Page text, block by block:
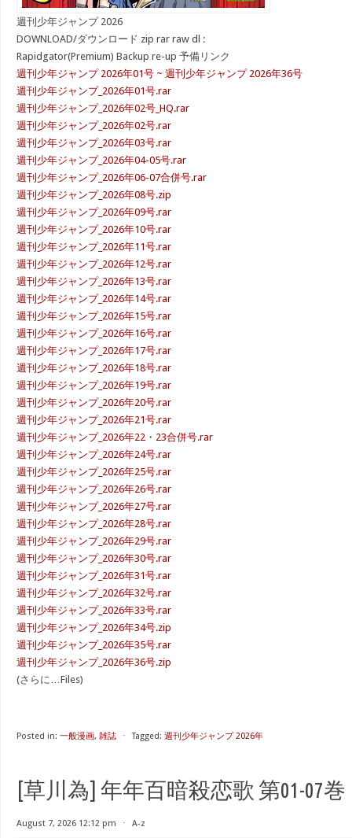
週刊少年ジャンプ 2026
DOWNLOAD/ダウンロード zip rar raw dl :
Rapidgator(Premium) Backup re-up 予備リンク
週刊少年ジャンプ 2026年01号 ~ 週刊少年ジャンプ 2026年36号
週刊少年ジャンプ_2026年01号.rar
週刊少年ジャンプ_2026年02号_HQ.rar
週刊少年ジャンプ_2026年02号.rar
週刊少年ジャンプ_2026年03号.rar
週刊少年ジャンプ_2026年04-05号.rar
週刊少年ジャンプ_2026年06-07合併号.rar
週刊少年ジャンプ_2026年08号.zip
週刊少年ジャンプ_2026年09号.rar
週刊少年ジャンプ_2026年10号.rar
週刊少年ジャンプ_2026年11号.rar
週刊少年ジャンプ_2026年12号.rar
週刊少年ジャンプ_2026年13号.rar
週刊少年ジャンプ_2026年14号.rar
週刊少年ジャンプ_2026年15号.rar
週刊少年ジャンプ_2026年16号.rar
週刊少年ジャンプ_2026年17号.rar
週刊少年ジャンプ_2026年18号.rar
週刊少年ジャンプ_2026年19号.rar
週刊少年ジャンプ_2026年20号.rar
週刊少年ジャンプ_2026年21号.rar
週刊少年ジャンプ_2026年22・23合併号.rar
週刊少年ジャンプ_2026年24号.rar
週刊少年ジャンプ_2026年25号.rar
週刊少年ジャンプ_2026年26号.rar
週刊少年ジャンプ_2026年27号.rar
週刊少年ジャンプ_2026年28号.rar
週刊少年ジャンプ_2026年29号.rar
週刊少年ジャンプ_2026年30号.rar
週刊少年ジャンプ_2026年31号.rar
週刊少年ジャンプ_2026年32号.rar
週刊少年ジャンプ_2026年33号.rar
週刊少年ジャンプ_2026年34号.zip
週刊少年ジャンプ_2026年35号.rar
週刊少年ジャンプ_2026年36号.zip
(さらに…Files)
Posted in: 一般漫画, 雑誌 ⋅ Tagged: 週刊少年ジャンプ 2026年
[草川為] 年年百暗殺恋歌 第01-07巻
August 7, 2026 12:12 pm ⋅ A-z